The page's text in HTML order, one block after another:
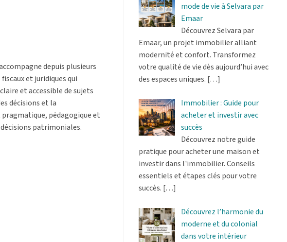
depuis plusieurs
et juridiques qui
et accessible de sujets
décisions et la
pédagogique et
patrimoniales.
mode de vie à Selvara par
Emaar
Découvrez Selvara par
Emaar, un projet immobilier alliant
modernité et confort. Transformez
votre qualité de vie dès aujourd’hui avec
des espaces uniques. […]
Immobilier : Guide pour
acheter et investir avec
succès
Découvrez notre guide
pratique pour acheter une maison et
investir dans l'immobilier. Conseils
essentiels et étapes clés pour votre
succès. […]
Découvrez l’harmonie du
moderne et du colonial
dans votre intérieur